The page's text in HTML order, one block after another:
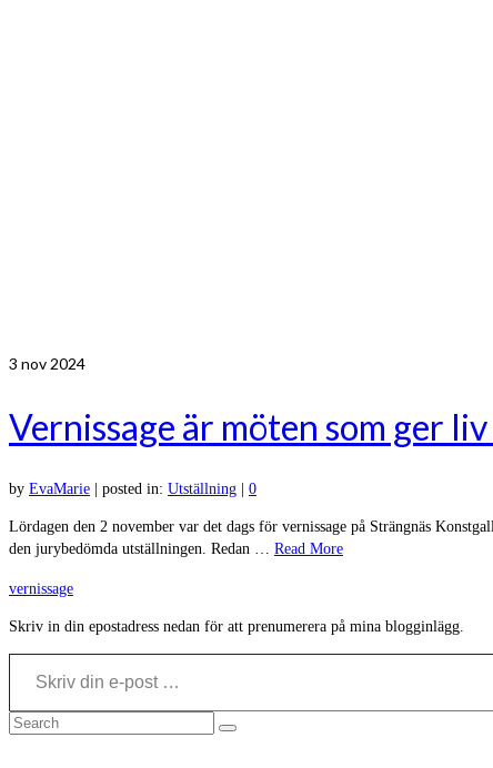
3 nov 2024
Vernissage är möten som ger
by EvaMarie posted in: Utställning 0
Lördagen den 2 november var det dags för vernissage på Strängnäs
den jurybedömda utställningen. Redan … Read More
vernissage
Skriv in din epostadress nedan för att prenumerera på mina blogginlägg.
Skriv din e-post …
Search